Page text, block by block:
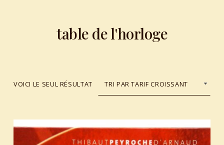
table de l'horloge
VOICI LE SEUL RÉSULTAT
List of products